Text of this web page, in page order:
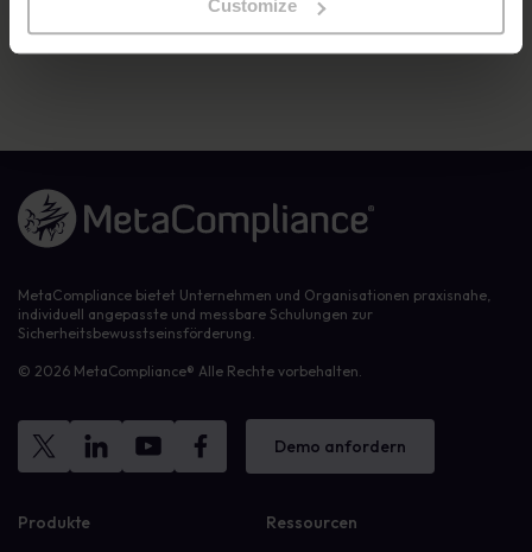
Customize
Link zur Homepage
MetaCompliance bietet Unternehmen und Organisationen praxisnahe,
individuell angepasste und messbare Schulungen zur
Sicherheitsbewusstseinsförderung.
© 2026 MetaCompliance® Alle Rechte vorbehalten.
Demo anfordern
Produkte Ressourcen